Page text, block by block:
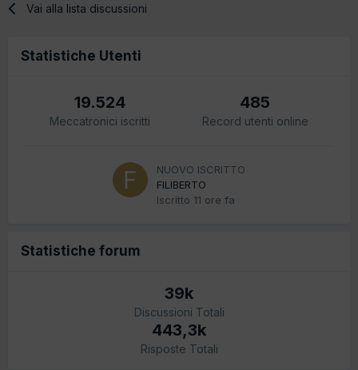
Vai alla lista discussioni
Statistiche Utenti
19.524
Meccatronici iscritti
485
Record utenti online
NUOVO ISCRITTO
FILIBERTO
Iscritto 11 ore fa
Statistiche forum
39k
Discussioni Totali
443,3k
Risposte Totali